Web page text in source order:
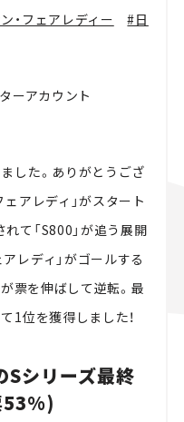
・フェアレディー
#日
ーアカウント
した。ありがとうござ
ェアレディ」がスタート
て「S800」が追う展開
レディ」がゴールする
票を伸ばして逆転。最
1位を獲得しました！
Sシリーズ最終
53%)